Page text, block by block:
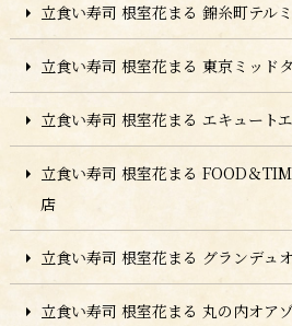
立食い寿司 根室花まる 錦糸町テル
立食い寿司 根室花まる 東京ミッド
立食い寿司 根室花まる エキュート
立食い寿司 根室花まる FOOD＆
店
立食い寿司 根室花まる グランデュ
立食い寿司 根室花まる 丸の内オア